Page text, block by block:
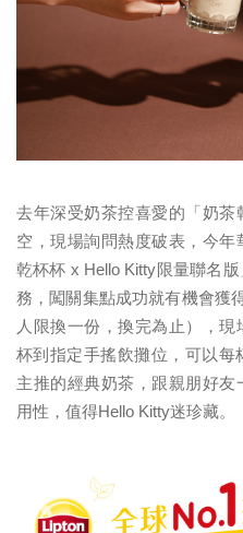
去年深受奶茶控喜愛的「奶
空，現場詢問熱度破表，今
乾杯杯 x Hello Kitty限量聯名
務，闖關集點成功就有機會獲
人限換一份，換完為止），
杯到指定手搖飲攤位，可以每
主推的經典奶茶，跟親朋好
用性，值得Hello Kitty迷珍藏。